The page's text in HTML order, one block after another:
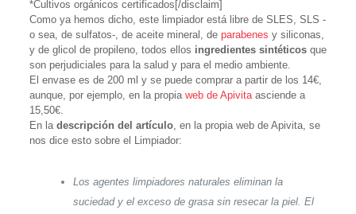
*Cultivos orgánicos certificados[/disclaim]
Como ya hemos dicho, este limpiador está libre de SLES, SLS -
o sea, de sulfatos-, de aceite mineral, de parabenes y siliconas,
y de glicol de propileno, todos ellos ingredientes sintéticosque
son perjudiciales para la salud y para el medio ambiente.
El envase es de 200 ml y se puede comprar a partir de los 14€,
aunque, por ejemplo, en la propia web de Apivitaasciende a
15,50€.
En la descripción del artículo, en la propia web de Apivita, se
nos dice esto sobre el Limpiador:
Los agentes limpiadores naturales eliminan la
suciedad y el exceso de grasa sin resecar la piel. El